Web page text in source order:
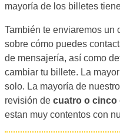
mayoría de los billetes
También te enviaremos un
sobre cómo puedes
de mensajería, así como
cambiar tu billete. La
solo. La mayoría de
revisión de cuatro o cinco
estan muy contentos con